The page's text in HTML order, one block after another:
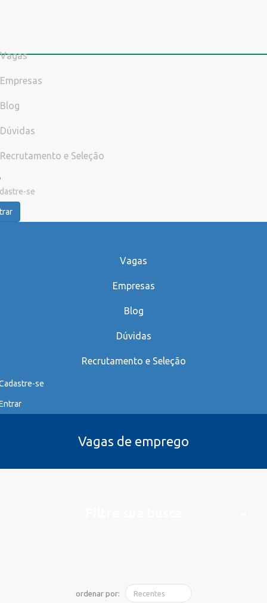
Vagas
Empresas
Blog
Dúvidas
Recrutamento e Seleção
se
Vagas
Empresas
Blog
Dúvidas
Recrutamento e Seleção
se
Vagas de emprego
ordenar por: